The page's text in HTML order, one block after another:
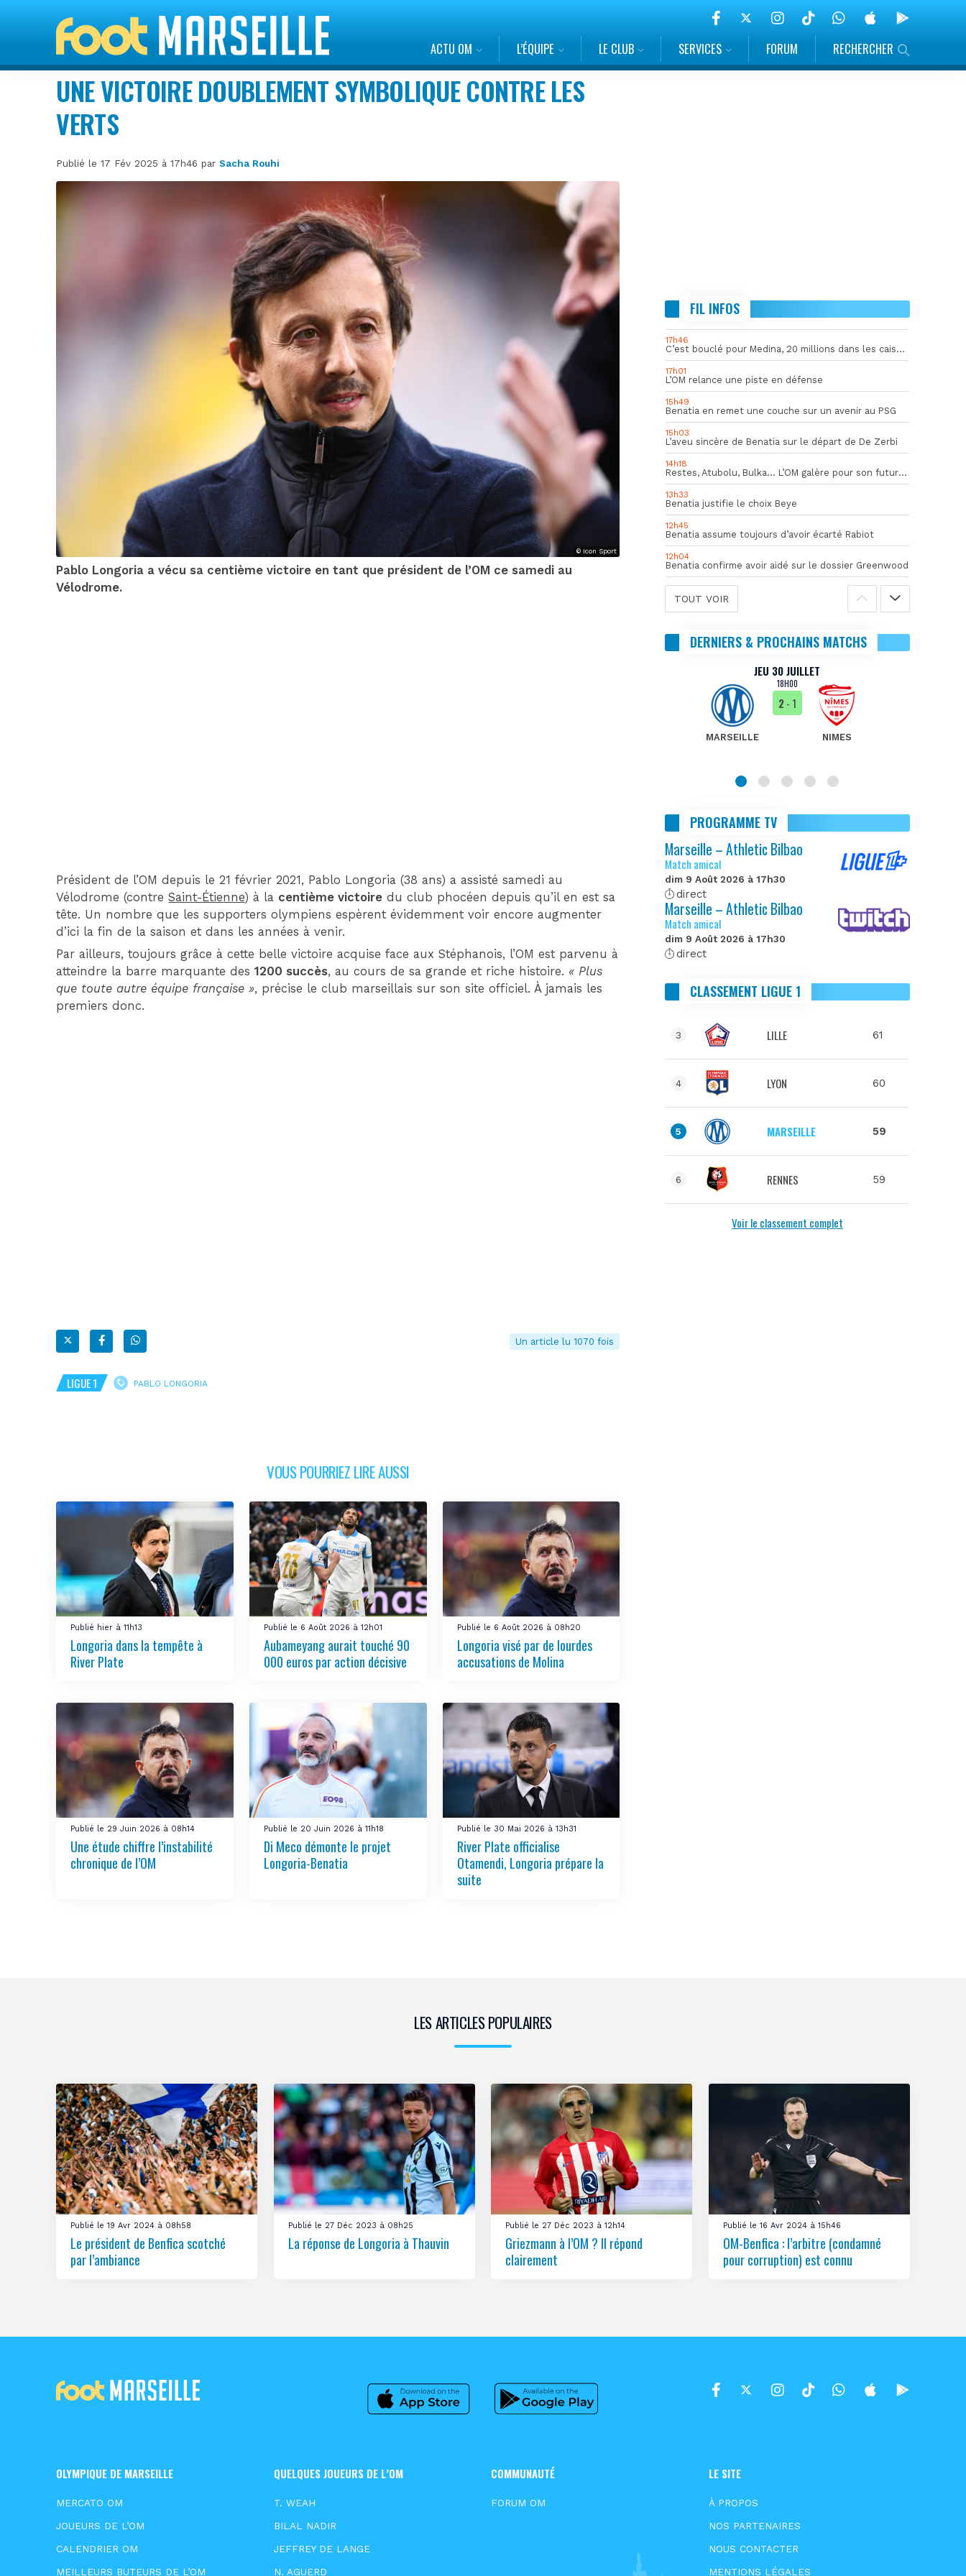
ACTU OM L’ÉQUIPE LE CLUB SERVICES FORUM RECHERCHER
UNE VICTOIRE DOUBLEMENT SYMBOLIQUE CONTRE LES
VERTS
Publié le 17 Fév 2025 à 17h46 parSacha Rouhi
© Icon Sport
Pablo Longoria a vécu sa centième victoire en tant que président de l’OM ce samedi au
Vélodrome.
Président de l’OM depuis le 21 février 2021, Pablo Longoria (38 ans) a assisté samedi au
Vélodrome (contreSaint-Étienne) à la centième victoire du club phocéen depuis qu’il en est sa
tête. Un nombre que les supporters olympiens espèrent évidemment voir encore augmenter
d’ici la fin de la saison et dans les années à venir.
Par ailleurs, toujours grâce à cette belle victoire acquise face aux Stéphanois, l’OM est parvenu à
atteindre la barre marquante des1200 succès, au cours de sa grande et riche histoire. « Plus
que toute autre équipe française », précise le club marseillais sur son site officiel. À jamais les
premiers donc.
Un article lu 1070 fois
LIGUE 1 PABLO LONGORIA
VOUS POURRIEZ LIRE AUSSI
Publié hier à 11h13
Longoria dans la tempête à
River Plate
Publié le 6 Août 2026 à 12h01
Aubameyang aurait touché 90
000 euros par action décisive
Publié le 6 Août 2026 à 08h20
Longoria visé par de lourdes
accusations de Molina
Publié le 29 Juin 2026 à 08h14
Une étude chiffre l’instabilité
chronique de l’OM
Publié le 20 Juin 2026 à 11h18
Di Meco démonte le projet
Longoria-Benatia
Publié le 30 Mai 2026 à 13h31
River Plate officialise
Otamendi, Longoria prépare la
suite
FIL INFOS
17h46
C’est bouclé pour Medina, 20 millions dans les caisses de l’OM
17h01
L’OM relance une piste en défense
15h49
Benatia en remet une couche sur un avenir au PSG
15h03
L’aveu sincère de Benatia sur le départ de De Zerbi
14h18
Restes, Atubolu, Bulka… L’OM galère pour son futur gardien numéro 1
13h33
Benatia justifie le choix Beye
12h45
Benatia assume toujours d’avoir écarté Rabiot
12h04
Benatia confirme avoir aidé sur le dossier Greenwood
TOUT VOIR
DERNIERS & PROCHAINS MATCHS
JEU 30 JUILLET
18H00
MARSEILLE
2- 1
NIMES
PROGRAMME TV
Marseille – Athletic Bilbao
Match amical
dim 9 Août 2026 à 17h30
direct
Marseille – Athletic Bilbao
Match amical
dim 9 Août 2026 à 17h30
direct
CLASSEMENT LIGUE 1
3 LILLE 61
4 LYON 60
5 MARSEILLE 59
6 RENNES 59
Voir le classement complet
LES ARTICLES POPULAIRES
Publié le 19 Avr 2024 à 08h58
Le président de Benfica scotché
par l’ambiance
Publié le 27 Déc 2023 à 08h25
La réponse de Longoria à Thauvin
Publié le 27 Déc 2023 à 12h14
Griezmann à l’OM ? Il répond
clairement
Publié le 16 Avr 2024 à 15h46
OM-Benfica : l’arbitre (condamné
pour corruption) est connu
OLYMPIQUE DE MARSEILLE
MERCATO OM
JOUEURS DE L’OM
CALENDRIER OM
MEILLEURS BUTEURS DE L’OM
QUELQUES JOUEURS DE L’OM
T. WEAH
BILAL NADIR
JEFFREY DE LANGE
N. AGUERD
COMMUNAUTÉ
FORUM OM
LE SITE
À PROPOS
NOS PARTENAIRES
NOUS CONTACTER
MENTIONS LÉGALES